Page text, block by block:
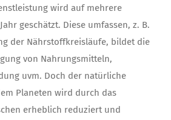
wird auf mehrere
geschätzt. Diese umfassen, z. B.
der Nährstoffkreisläufe, bildet die
von Nahrungsmitteln,
uvm. Doch der natürliche
Planeten wird durch das
erheblich reduziert und